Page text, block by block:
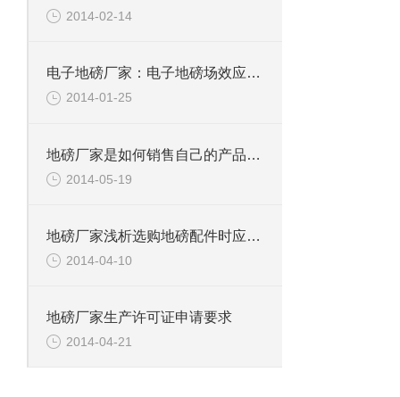
2014-02-14
电子地磅厂家：电子地磅场效应管与晶体管的比较
2014-01-25
地磅厂家是如何销售自己的产品的呢？
2014-05-19
地磅厂家浅析选购地磅配件时应注意的事项
2014-04-10
地磅厂家生产许可证申请要求
2014-04-21